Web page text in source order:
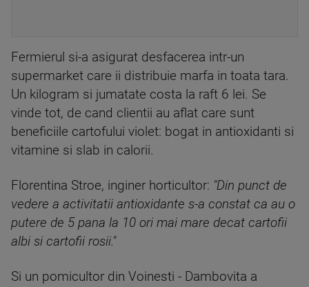
Fermierul si-a asigurat desfacerea intr-un
supermarket care ii distribuie marfa in toata tara.
Un kilogram si jumatate costa la raft 6 lei. Se
vinde tot, de cand clientii au aflat care sunt
beneficiile cartofului violet: bogat in antioxidanti si
vitamine si slab in calorii.
Florentina Stroe, inginer horticultor: "Din punct de
vedere a activitatii antioxidante s-a constat ca au o
putere de 5 pana la 10 ori mai mare decat cartofii
albi si cartofii rosii."
Si un pomicultor din Voinesti - Dambovita a